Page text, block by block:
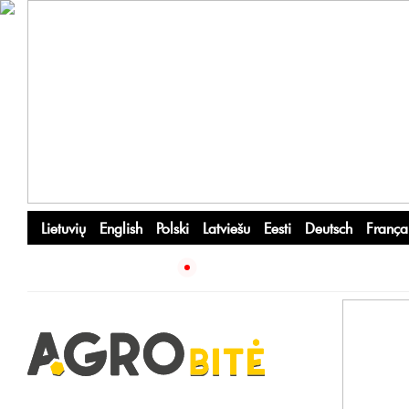
Lietuvių English Polski Latviešu Eesti Deutsch